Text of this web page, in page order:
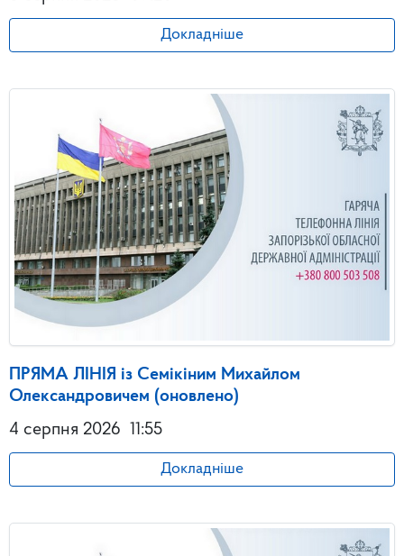
Докладніше
ПРЯМА ЛІНІЯ із Семікіним Михайлом
Олександровичем (оновлено)
4 серпня 2026 11:55
Докладніше